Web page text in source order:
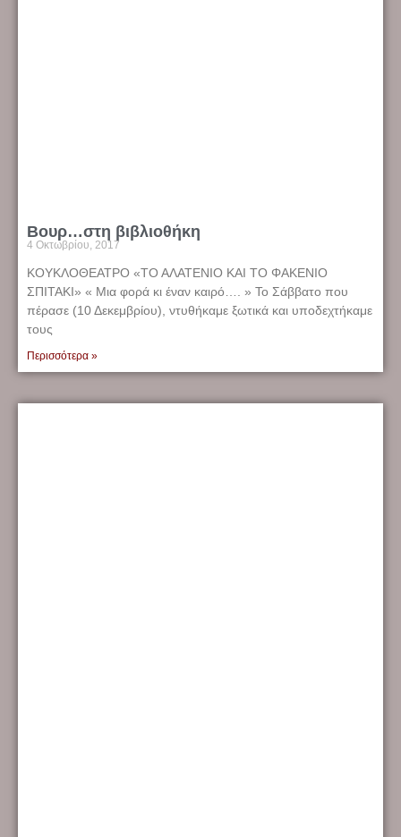
Βουρ…στη βιβλιοθήκη
4 Οκτωβρίου, 2017
ΚΟΥΚΛΟΘΕΑΤΡΟ «ΤΟ ΑΛΑΤΕΝΙΟ ΚΑΙ ΤΟ ΦΑΚΕΝΙΟ
ΣΠΙΤΑΚΙ» « Μια φορά κι έναν καιρό…. » Το Σάββατο που
πέρασε (10 Δεκεμβρίου), ντυθήκαμε ξωτικά και υποδεχτήκαμε
τους
Περισσότερα »